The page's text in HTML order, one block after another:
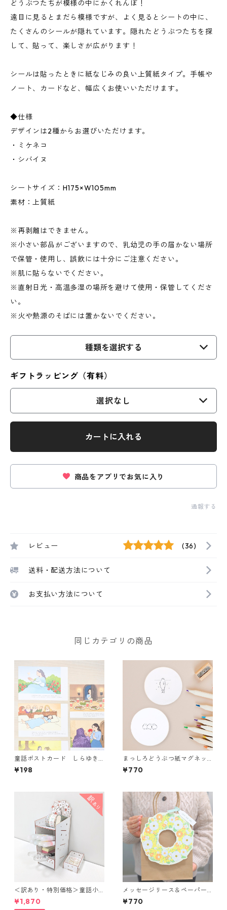
どうぶつたちが模様の中にかくれんぼ！
遠目に見るとまだら模様ですが、よく見るとシートの中に、
たくさんのシールが隠れています。隠れたどうぶつたちを探
して、貼って、楽しさが広がります！
シールは貼ったときに紙なじみの良い上質紙タイプ。手帳や
ノート、カードなど、幅広くお使いいただけます。
◆仕様
デザインは2種からお選びいただけます。
・ミケネコ
・シバイヌ
シートサイズ：H175×W105mm
素材：上質紙
※再剥離はできません。
※小さい部品がございますので、乳幼児の手の届かない場所
で保管・使用し、誤飲には十分にご注意ください。
※肌に貼らないでください。
※直射日光・高温多湿の場所を避けて使用・保管してくださ
い。
※火や熱源のそばには置かないでください。
種類を選択する
ギフトラッピング（有料）
選択なし
カートに入れる
商品をアプリでお気に入り
通報する
レビュー (36)
送料・配送方法について
お支払い方法について
同じカテゴリの商品
童話ポストカード しらゆき
ひめ＜バラ・全5種＞
¥198
まっしろどうぶつ紙マグネッ
ト＜全2種+ロゴ＞
¥770
＜訳あり・特別価格＞童話小
物入れ ふしぎのくにのアリ
ス
¥1,870
メッセージリース＆ペーパー
バッグ＜全2種＞
¥770